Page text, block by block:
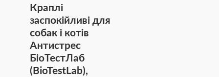
Краплі
заспокійливі для
собак і котів
Антистрес
БіоТестЛаб
(BioTestLab),